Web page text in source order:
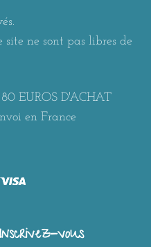
site ne sont pas libres de
EUROS D'ACHAT
en France
vous